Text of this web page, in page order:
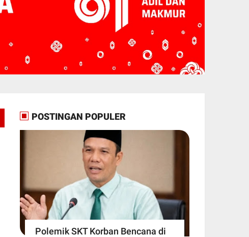
POSTINGAN POPULER
Polemik SKT Korban Bencana di